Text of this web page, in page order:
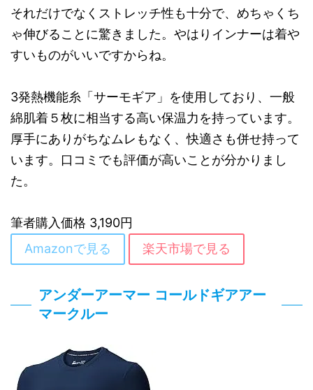
それだけでなくストレッチ性も十分で、めちゃくち
ゃ伸びることに驚きました。やはりインナーは着や
すいものがいいですからね。
3発熱機能糸「サーモギア」を使用しており、一般
綿肌着５枚に相当する高い保温力を持っています。
厚手にありがちなムレもなく、快適さも併せ持って
います。口コミでも評価が高いことが分かりまし
た。
筆者購入価格 3,190円
Amazonで見る
楽天市場で見る
アンダーアーマー コールドギアアー
マークルー